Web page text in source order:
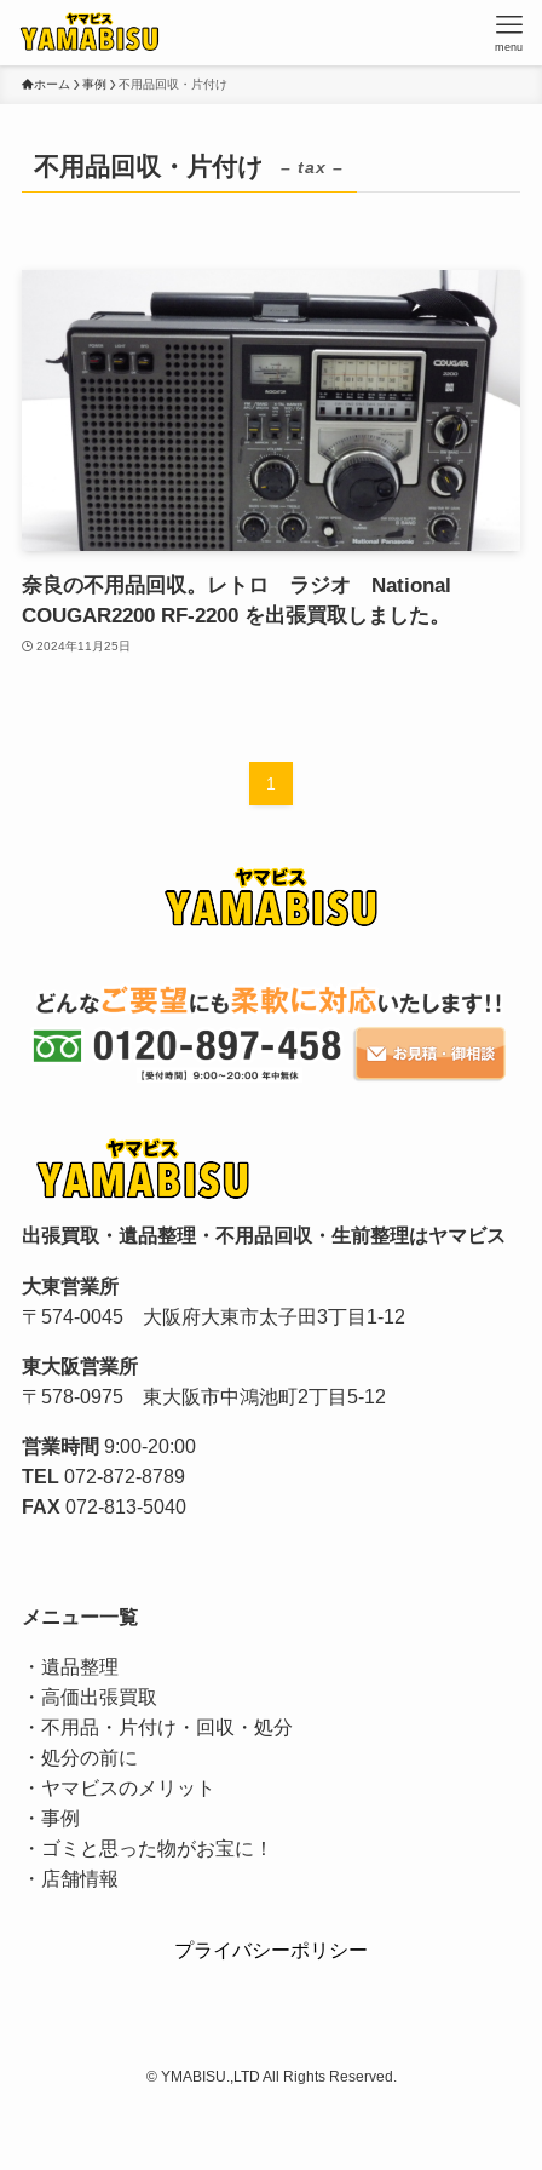
menu
ホーム 事例 不用品回収・片付け
不用品回収・片付け – tax –
奈良の不用品回収。レトロ ラジオ National
COUGAR2200 RF-2200 を出張買取しました。
2024年11月25日
1
出張買取・遺品整理・不用品回収・生前整理はヤマビス
大東営業所
〒574-0045 大阪府大東市太子田3丁目1-12
東大阪営業所
〒578-0975 東大阪市中鴻池町2丁目5-12
営業時間 9:00-20:00
TEL072-872-8789
FAX 072-813-5040
メニュー一覧
・ 遺品整理
・ 高価出張買取
・ 不用品・片付け・回収・処分
・ 処分の前に
・ ヤマビスのメリット
・ 事例
・ ゴミと思った物がお宝に！
・ 店舗情報
プライバシーポリシー
©YMABISU.,LTD All Rights Reserved.